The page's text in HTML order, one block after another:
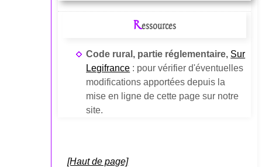
Ressources
Code rural, partie réglementaire, Sur
Legifrance : pour vérifier d'éventuelles
modifications apportées depuis la
mise en ligne de cette page sur notre
site.
[Haut de page]